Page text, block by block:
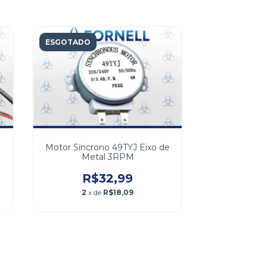
ESGOTADO
Motor Síncrono 49TYJ Eixo de
Metal 3RPM
R$32,99
2 x de R$18,09